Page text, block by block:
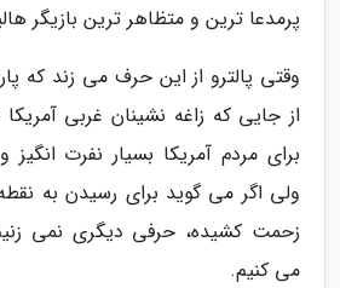
پرمدعا ترین و متظاهر ترین بازیگر
وقتی پالترو از این حرف می زند که
از جایی که زاغه نشینان غربی
برای مردم آمریکا بسیار نفرت
ولی اگر می گوید برای رسیدن به
زحمت کشیده، حرفی دیگری نمی
می کنیم.